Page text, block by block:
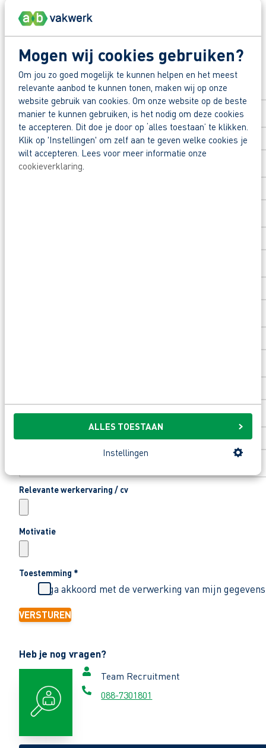
Mogen wij cookies gebruiken?
Om jou zo goed mogelijk te kunnen helpen en het meest
relevante aanbod te kunnen tonen, maken wij op onze
website gebruik van cookies. Om onze website op de beste
manier te kunnen gebruiken, is het nodig om deze cookies
te accepteren. Dit doe je door op ‘alles toestaan’ te klikken.
Klik op 'Instellingen' om zelf aan te geven welke cookies je
wilt accepteren. Lees voor meer informatie onze
cookieverklaring
ALLES TOESTAAN
Instellingen
Reageer nu op deze vacature. Al binnen 1
Waarom solliciteren via AB Vakwerk?
Snel naar een vast contract.
Beoordeeld door flexkrachten met een 9+.
Opleidingsvoucher van € 1.000,00 voor een
Heb je eerst nog vragen? App, bel of mail dan
Solliciteer direct
Voornaam*
Achternaam*
Telefoonnummer*
Relevante werkervaring / cv
Motivatie
Toestemming *
Ik ga akkoord met de verwerking van mijn
VERSTUREN
Heb je nog vragen?
Team Recruitment
088-7301801